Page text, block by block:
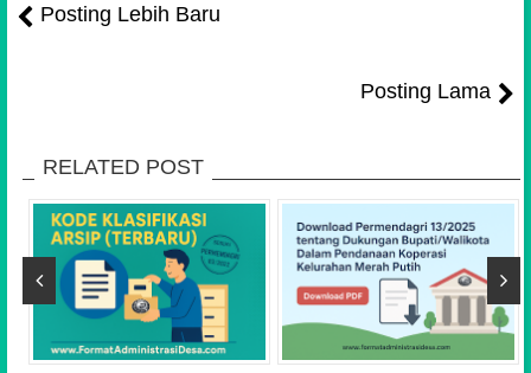
Posting Lebih Baru
Posting Lama
RELATED POST